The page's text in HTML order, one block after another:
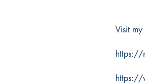
Visit my
https://
https://